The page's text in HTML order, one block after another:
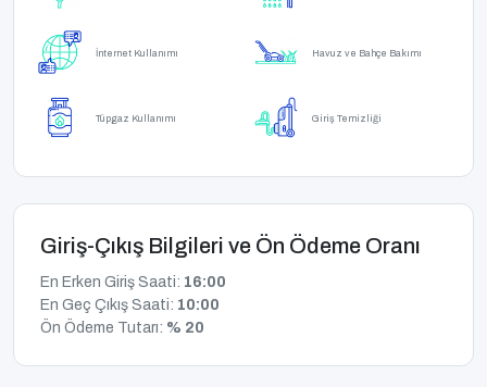
İnternet Kullanımı Havuz ve Bahçe Bakımı
Tüpgaz Kullanımı Giriş Temizliği
Giriş-Çıkış Bilgileri ve Ön Ödeme Oranı
En Erken Giriş Saati: 16:00
En Geç Çıkış Saati: 10:00
Ön Ödeme Tutarı: % 20